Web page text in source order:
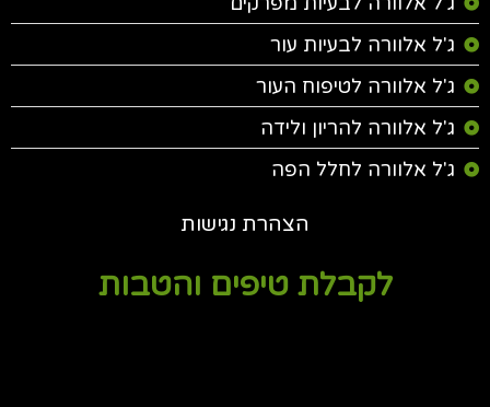
ג'ל אלוורה לבעיות עור
ג'ל אלוורה לטיפוח העור
ג'ל אלוורה להריון ולידה
ג'ל אלוורה לחלל הפה
הצהרת נגישות
לקבלת טיפים והטבות